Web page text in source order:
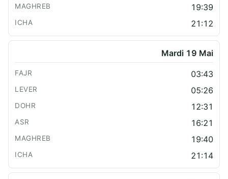
19:39
21:12
Mardi 19 Mai
03:43
05:26
12:31
16:21
19:40
21:14